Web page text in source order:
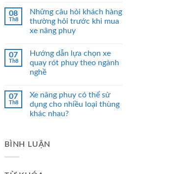
08
Th8
Những câu hỏi khách hàng
thường hỏi trước khi mua
xe nâng phuy
07
Th8
Hướng dẫn lựa chọn xe
quay rót phuy theo ngành
nghề
07
Th8
Xe nâng phuy có thể sử
dụng cho nhiều loại thùng
khác nhau?
BÌNH LUẬN